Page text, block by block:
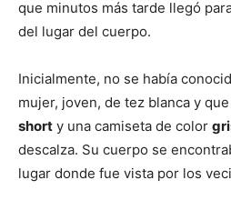
que minutos más tarde llegó
del lugar del cuerpo.
Inicialmente, no se había
mujer, joven, de tez blanca y
short y una camiseta de color
descalza. Su cuerpo se
lugar donde fue vista por los